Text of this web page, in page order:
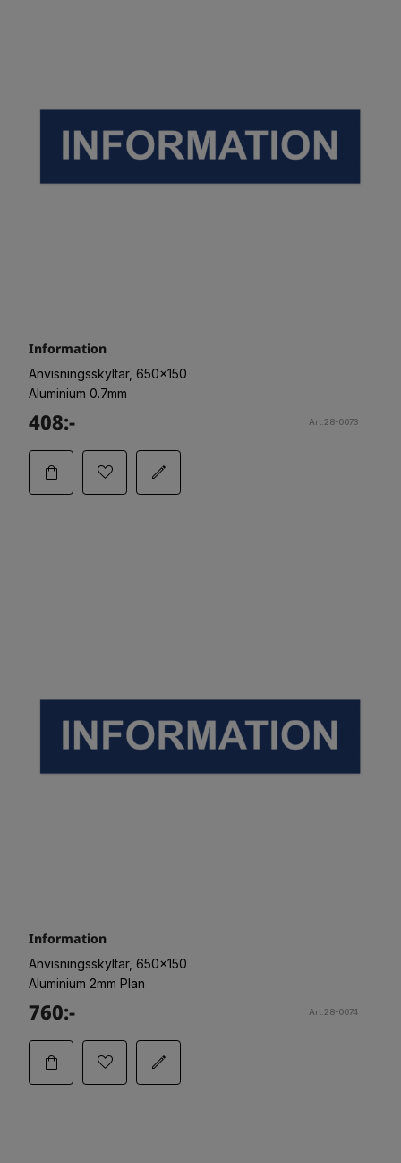
Information
Anvisningsskyltar, 650x150
Aluminium 0.7mm
408:- Art.28-0073
Information
Anvisningsskyltar, 650x150
Aluminium 2mm Plan
760:- Art.28-0074